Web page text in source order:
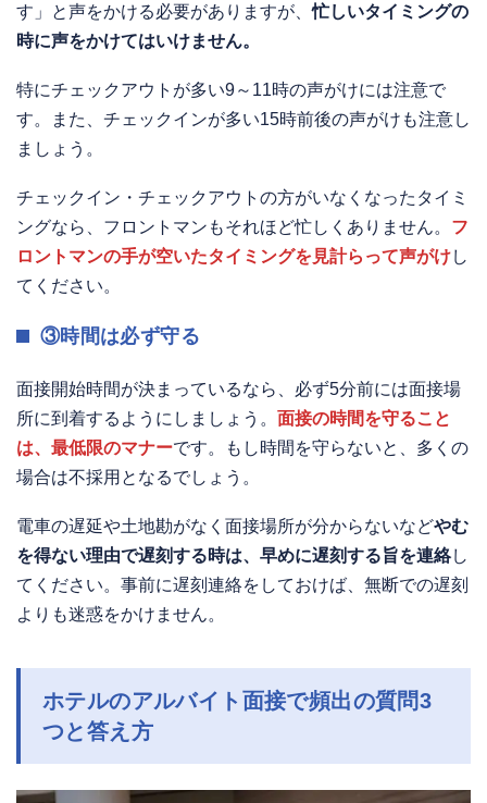
す」と声をかける必要がありますが、忙しいタイミングの
時に声をかけてはいけません。
特にチェックアウトが多い9～11時の声がけには注意で
す。また、チェックインが多い15時前後の声がけも注意し
ましょう。
チェックイン・チェックアウトの方がいなくなったタイミ
ングなら、フロントマンもそれほど忙しくありません。 フ
ロントマンの手が空いたタイミングを見計らって声がけし
てください。
③時間は必ず守る
面接開始時間が決まっているなら、必ず5分前には面接場
所に到着するようにしましょう。 面接の時間を守ること
は、最低限のマナーです。もし時間を守らないと、多くの
場合は不採用となるでしょう。
電車の遅延や土地勘がなく面接場所が分からないなどやむ
を得ない理由で遅刻する時は、早めに遅刻する旨を連絡し
てください。事前に遅刻連絡をしておけば、無断での遅刻
よりも迷惑をかけません。
ホテルのアルバイト面接で頻出の質問3
つと答え方